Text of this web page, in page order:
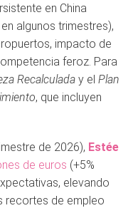
en China
algunos trimestres),
impacto de
feroz. Para
Recalculada y el Plan
, que incluyen
de 2026), Estée
de euros (+5%
elevando
recortes de empleo